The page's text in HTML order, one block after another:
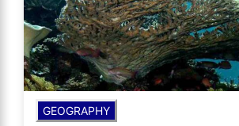
GEOGRAPHY